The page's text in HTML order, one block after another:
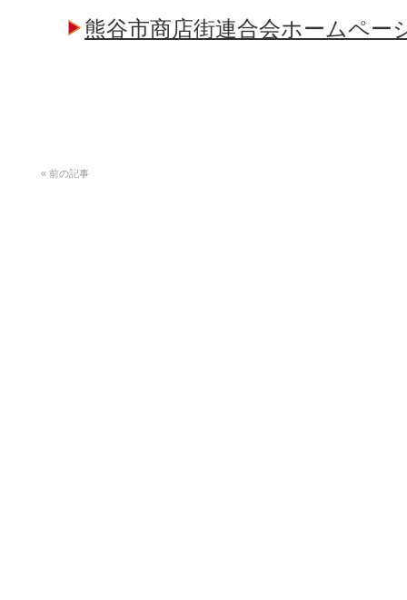
熊谷市商店街連合会ホームペー
« 前の記事